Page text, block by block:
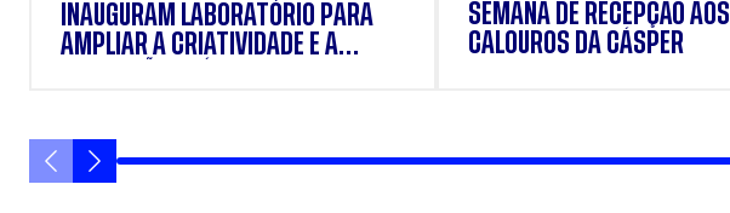
INAUGURAM LABORATÓRIO PARA
AMPLIAR A CRIATIVIDADE E A
SEMANA DE RECEPÇÃO AOS
CALOUROS DA CÁSPER